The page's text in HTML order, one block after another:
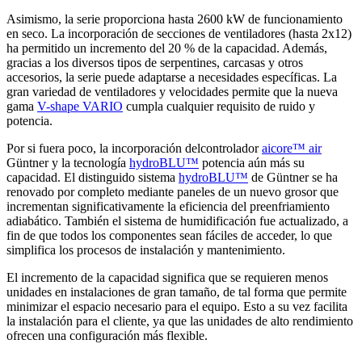
Asimismo, la serie proporciona hasta 2600 kW de funcionamiento
en seco. La incorporación de secciones de ventiladores (hasta 2x12)
ha permitido un incremento del 20 % de la capacidad. Además,
gracias a los diversos tipos de serpentines, carcasas y otros
accesorios, la serie puede adaptarse a necesidades específicas. La
gran variedad de ventiladores y velocidades permite que la nueva
gama V-shape VARIO cumpla cualquier requisito de ruido y
potencia.
Por si fuera poco, la incorporación delcontroladoraicore™ air
Güntner y la tecnología hydroBLU™ potencia aún más su
capacidad. El distinguido sistema hydroBLU™ de Güntner se ha
renovado por completo mediante paneles de un nuevo grosor que
incrementan significativamente la eficiencia del preenfriamiento
adiabático. También el sistema de humidificación fue actualizado, a
fin de que todos los componentes sean fáciles de acceder, lo que
simplifica los procesos de instalación y mantenimiento.
El incremento de la capacidad significa que se requieren menos
unidades en instalaciones de gran tamaño, de tal forma que permite
minimizar el espacio necesario para el equipo. Esto a su vez facilita
la instalación para el cliente, ya que las unidades de alto rendimiento
ofrecen una configuración más flexible.